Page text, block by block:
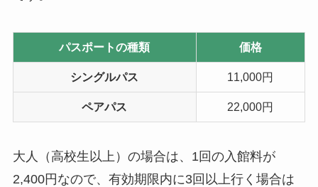
パスポートの種類 価格
シングルパス 11,000円
ペアパス 22,000円
大人（高校生以上）の場合は、1回の入館料が
2,400円なので、有効期限内に3回以上行く場合は